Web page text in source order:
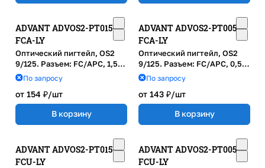
ADVANT ADVOS2-PT015-
FCA-LY
Оптический пигтейл, OS2
9/125. Разъем: FC/APC, 1,5м,
LSZH, диаметр: 0.9м,
Желтый
По запросу
от 154 ₽/шт
В корзину
ADVANT ADVOS2-PT005-
FCA-LY
Оптический пигтейл, OS2
9/125. Разъем: FC/APC, 0,5м,
LSZH, диаметр: 0.9м,
Желтый
По запросу
от 143 ₽/шт
В корзину
ADVANT ADVOS2-PT015-
FCU-LY
ADVANT ADVOS2-PT005-
FCU-LY